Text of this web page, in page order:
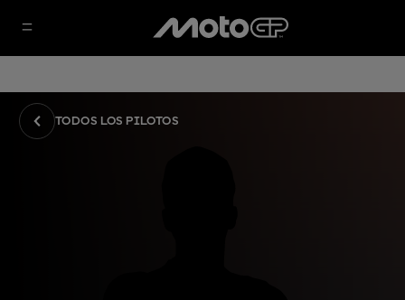
TODOS LOS PILOTOS